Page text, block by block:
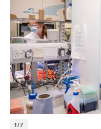
1/7